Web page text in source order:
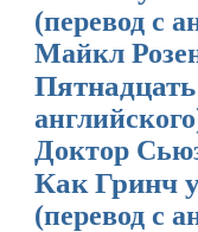
(перевод с
Майкл
Доктор
Как Гринч
(перевод с